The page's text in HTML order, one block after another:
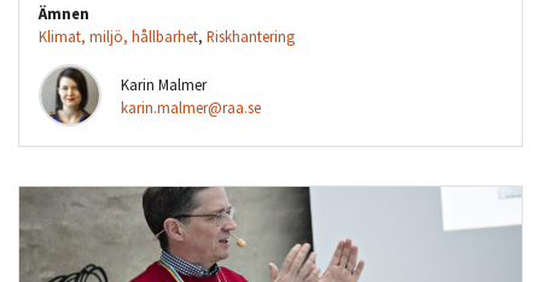
Ämnen
Klimat, miljö, hållbarhet, Riskhantering
Karin Malmer
karin.malmer@raa.se